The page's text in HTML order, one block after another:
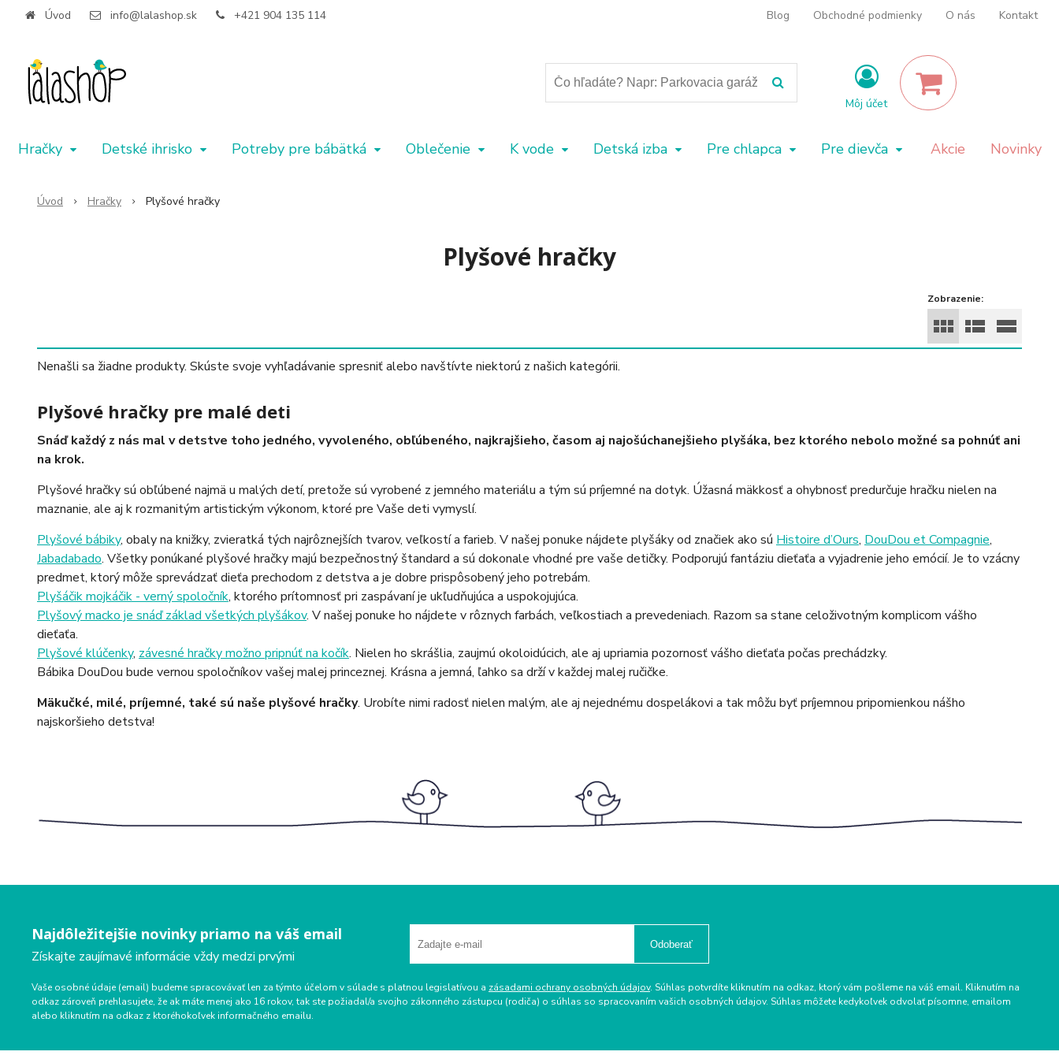
Úvod info@lalashop.sk +421 904 135 114 Blog Obchodné podmienky O nás Kontakt
Môj účet
Hračky Detské ihrisko Potreby pre bábätká Oblečenie K vode Detská izba Pre chlapca Pre dievča Akcie Novinky
Úvod Hračky Plyšové hračky
Plyšové hračky
Zobrazenie:
Nenašli sa žiadne produkty. Skúste svoje vyhľadávanie spresniť alebo navštívte niektorú z našich kategórii.
Plyšové hračky pre malé deti
Snáď každý z nás mal v detstve toho jedného, vyvoleného, obľúbeného, najkrajšieho, časom aj najošúchanejšieho plyšáka, bez ktorého nebolo možné sa pohnúť ani
na krok.
Plyšové hračky sú obľúbené najmä u malých detí, pretože sú vyrobené z jemného materiálu a tým sú príjemné na dotyk. Úžasná mäkkosť a ohybnosť predurčuje hračku nielen na
maznanie, ale aj k rozmanitým artistickým výkonom, ktoré pre Vaše deti vymyslí.
Plyšové bábiky, obaly na knižky, zvieratká tých najrôznejších tvarov, veľkostí a farieb. V našej ponuke nájdete plyšáky od značiek ako sú Histoire d’Ours, DouDou et Compagnie,
Jabadabado. Všetky ponúkané plyšové hračky majú bezpečnostný štandard a sú dokonale vhodné pre vaše detičky. Podporujú fantáziu dieťaťa a vyjadrenie jeho emócií. Je to vzácny
predmet, ktorý môže sprevádzať dieťa prechodom z detstva a je dobre prispôsobený jeho potrebám.
Plyšáčik mojkáčik - verný spoločník, ktorého prítomnosť pri zaspávaní je ukľudňujúca a uspokojujúca.
Plyšový macko je snáď základ všetkých plyšákov. V našej ponuke ho nájdete v rôznych farbách, veľkostiach a prevedeniach. Razom sa stane celoživotným komplicom vášho
dieťaťa.
Plyšové klúčenky, závesné hračky možno pripnúť na kočík. Nielen ho skrášlia, zaujmú okoloidúcich, ale aj upriamia pozornosť vášho dieťaťa počas prechádzky.
Bábika DouDou bude vernou spoločníkov vašej malej princeznej. Krásna a jemná, ľahko sa drží v každej malej ručičke.
Mäkučké, milé, príjemné, také sú naše plyšové hračky. Urobíte nimi radosť nielen malým, ale aj nejednému dospelákovi a tak môžu byť príjemnou pripomienkou nášho
najskoršieho detstva!
Najdôležitejšie novinky priamo na váš email
Získajte zaujímavé informácie vždy medzi prvými
Odoberať
Vaše osobné údaje (email) budeme spracovávať len za týmto účelom v súlade s platnou legislatívou a zásadami ochrany osobných údajov. Súhlas potvrdíte kliknutím na odkaz, ktorý vám pošleme na váš email. Kliknutím na
odkaz zároveň prehlasujete, že ak máte menej ako 16 rokov, tak ste požiadal/a svojho zákonného zástupcu (rodiča) o súhlas so spracovaním vašich osobných údajov. Súhlas môžete kedykoľvek odvolať písomne, emailom
alebo kliknutím na odkaz z ktoréhokoľvek informačného emailu.